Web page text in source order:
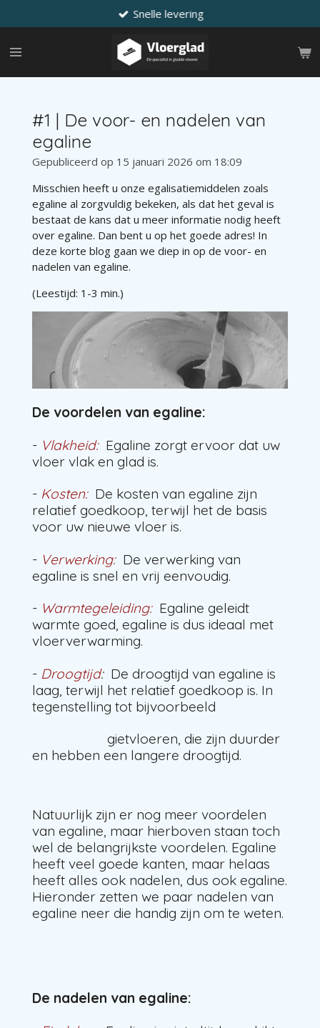
direct
naar
hoofdinhoud
Snelle levering
#1 | De voor- en nadelen van
egaline
Gepubliceerd op 15 januari 2026 om 18:09
Misschien heeft u onze egalisatiemiddelen zoals
egaline al zorgvuldig bekeken, als dat het geval is
bestaat de kans dat u meer informatie nodig heeft
over egaline. Dan bent u op het goede adres! In
deze korte blog gaan we diep in op de voor- en
nadelen van egaline.
(Leestijd: 1-3 min.)
De voordelen van egaline:
- Vlakheid:Egaline zorgt ervoor dat uw
vloer vlak en glad is.
- Kosten: De kosten van egaline zijn
relatief goedkoop, terwijl het de basis
voor uw nieuwe vloer is.
- Verwerking: De verwerking van
egaline is snel en vrij eenvoudig.
- Warmtegeleiding:Egaline geleidt
warmte goed, egaline is dus ideaal met
vloerverwarming.
- Droogtijd: De droogtijd van egaline is
laag, terwijl het relatief goedkoop is. In
tegenstelling tot bijvoorbeeld
gietvloeren, die zijn duurder
en hebben een langere droogtijd.
Natuurlijk zijn er nog meer voordelen
van egaline, maar hierboven staan toch
wel de belangrijkste voordelen. Egaline
heeft veel goede kanten, maar helaas
heeft alles ook nadelen, dus ook egaline.
Hieronder zetten we paar nadelen van
egaline neer die handig zijn om te weten.
De nadelen van egaline: